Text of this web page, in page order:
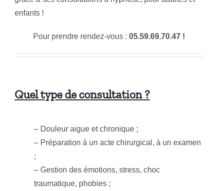
enfants !
Pour prendre rendez-vous : 05.59.69.70.47 !
Quel type de consultation ?
– Douleur aigue et chronique ;
– Préparation à un acte chirurgical, à un examen
;
– Gestion des émotions, stress, choc
traumatique, phobies ;